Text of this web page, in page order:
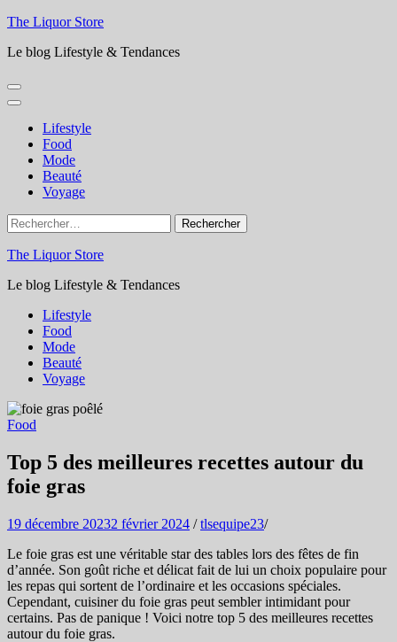
Aller
contenu
Entrée)
The Liquor Store
Le blog Lifestyle & Tendances
Lifestyle
Food
Mode
Beauté
Voyage
Rechercher :
The Liquor Store
Le blog Lifestyle & Tendances
Lifestyle
Food
Mode
Beauté
Voyage
Food
Top 5 des meilleures recettes autour du
foie gras
19 décembre 20232 février 2024 /tlsequipe23/
Le foie gras est une véritable star des tables lors des fêtes de fin
d’année. Son goût riche et délicat fait de lui un choix populaire pour
les repas qui sortent de l’ordinaire et les occasions spéciales.
Cependant, cuisiner du foie gras peut sembler intimidant pour
certains. Pas de panique ! Voici notre top 5 des meilleures recettes
autour du foie gras.